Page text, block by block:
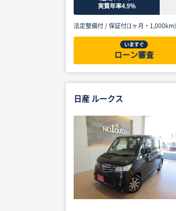
実質年率4.9%
法定整備付 /保証付(1ヶ月・1,000km)
いますぐ
ローン審査
日産 ルークス